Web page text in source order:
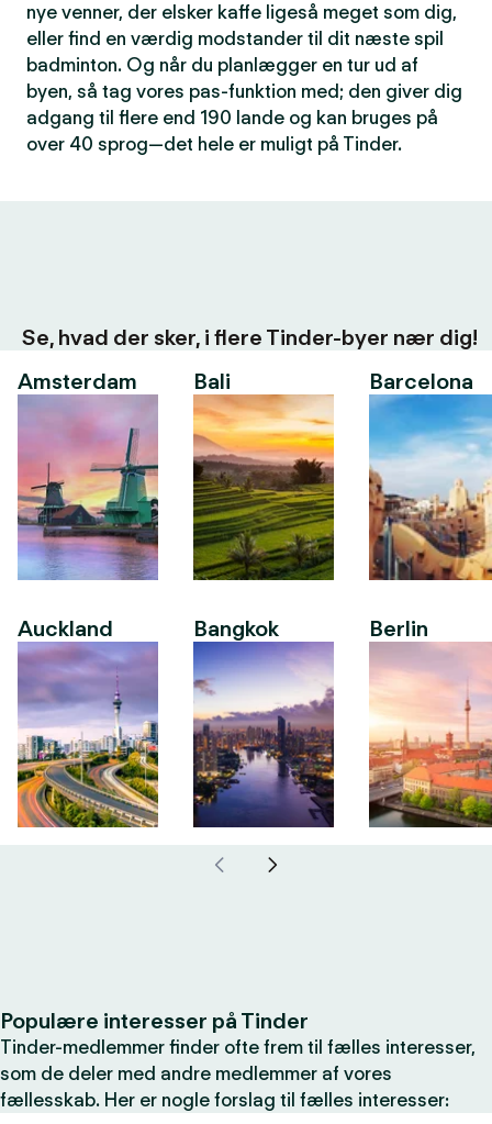
nye venner, der elsker kaffe ligeså meget som dig,
eller find en værdig modstander til dit næste spil
badminton. Og når du planlægger en tur ud af
byen, så tag vores pas-funktion med; den giver dig
adgang til flere end 190 lande og kan bruges på
over 40 sprog—det hele er muligt på Tinder.
Se, hvad der sker, i flere Tinder-byer nær dig!
Amsterdam
Auckland
Bali
Bangkok
Barcelona
Berlin
Populære interesser på Tinder
Tinder-medlemmer finder ofte frem til fælles interesser,
som de deler med andre medlemmer af vores
fællesskab. Her er nogle forslag til fælles interesser: